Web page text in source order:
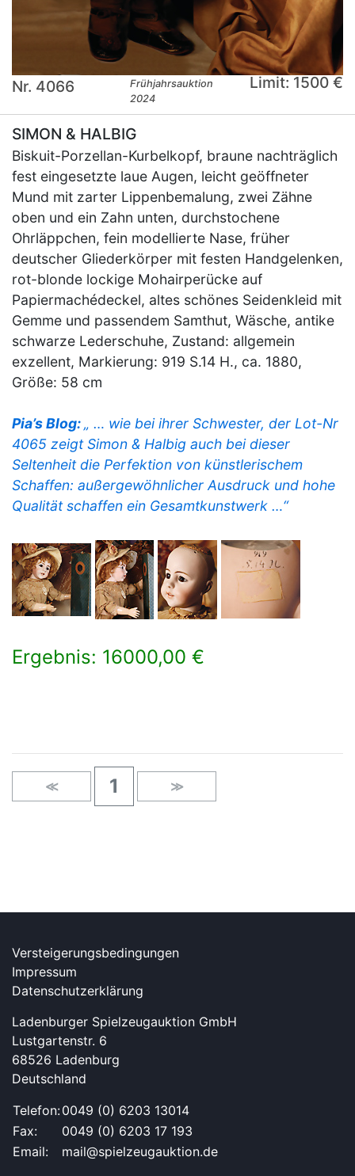
Nr. 4066
Frühjahrsauktion
2024
Limit: 1500 €
SIMON & HALBIG
Biskuit-Porzellan-Kurbelkopf, braune nachträglich
fest eingesetzte laue Augen, leicht geöffneter
Mund mit zarter Lippenbemalung, zwei Zähne
oben und ein Zahn unten, durchstochene
Ohrläppchen, fein modellierte Nase, früher
deutscher Gliederkörper mit festen Handgelenken,
rot-blonde lockige Mohairperücke auf
Papiermachédeckel, altes schönes Seidenkleid mit
Gemme und passendem Samthut, Wäsche, antike
schwarze Lederschuhe, Zustand: allgemein
exzellent, Markierung: 919 S.14 H., ca. 1880,
Größe: 58 cm
Pia’s Blog:„ … wie bei ihrer Schwester, der Lot-Nr
4065 zeigt Simon & Halbig auch bei dieser
Seltenheit die Perfektion von künstlerischem
Schaffen: außergewöhnlicher Ausdruck und hohe
Qualität schaffen ein Gesamtkunstwerk …“
Ergebnis: 16000,00 €
≪ 1 ≫
Versteigerungsbedingungen
Impressum
Datenschutzerklärung
Ladenburger Spielzeugauktion GmbH
Lustgartenstr. 6
68526 Ladenburg
Deutschland
Telefon:0049 (0) 6203 13014
Fax:
0049 (0) 6203 17 193
Email:
mail@spielzeugauktion.de